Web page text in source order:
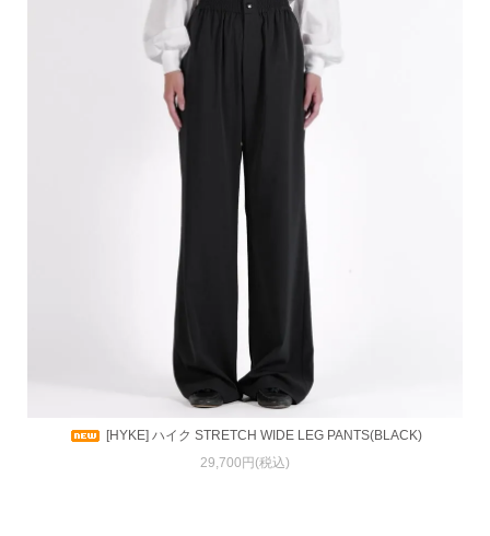
[HYKE] ハイク STRETCH WIDE LEG PANTS(BLACK)
29,700円(税込)